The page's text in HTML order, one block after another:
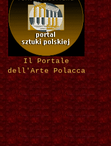
Il Portale
dell'Arte Polacca